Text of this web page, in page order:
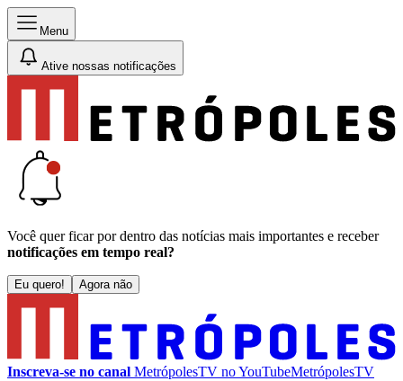
Menu
Ative nossas notificações
Você quer ficar por dentro das notícias mais importantes e receber
notificações em tempo real?
Eu quero! Agora não
Inscreva-se no canal MetrópolesTV noYouTubeMetrópolesTV